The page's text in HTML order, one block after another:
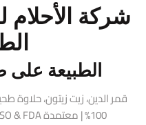
شركة الأحلام
الطبيعة على
قمر الدين، زيت زيتون، حلاوة
100% | معتمدة ISO & FDA | نصدر لأوروبا والخليج وأمريكا